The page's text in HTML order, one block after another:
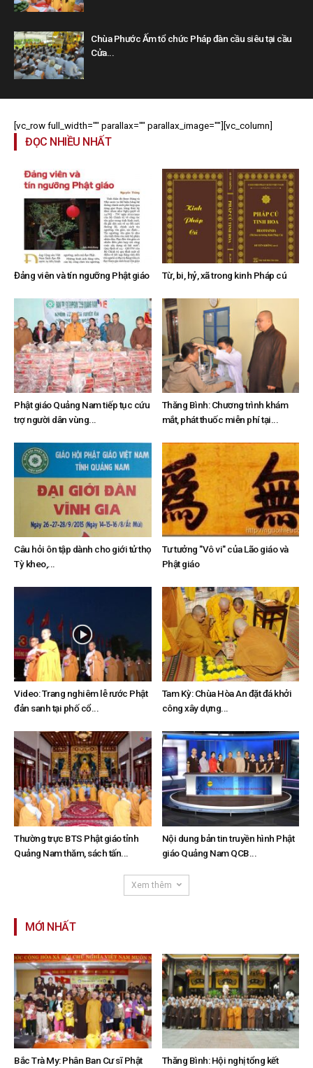
Chùa Phước Ấm tổ chức Pháp đàn cầu siêu tại cầu
Cửa...
[vc_row full_width="" parallax="" parallax_image=""][vc_column]
ĐỌC NHIỀU NHẤT
Đảng viên và tín ngưỡng Phật giáo Từ, bi, hỷ, xã trong kinh Pháp cú
Phật giáo Quảng Nam tiếp tục cứu
trợ người dân vùng...
Thăng Bình: Chương trình khám
mắt, phát thuốc miễn phí tại...
Câu hỏi ôn tập dành cho giới tử thọ
Tỳ kheo,...
Tư tưởng "Vô vi" của Lão giáo và
Phật giáo
Video: Trang nghiêm lễ rước Phật
đản sanh tại phố cổ...
Tam Kỳ: Chùa Hòa An đặt đá khởi
công xây dựng...
Thường trực BTS Phật giáo tỉnh
Quảng Nam thăm, sách tấn...
Nội dung bản tin truyền hình Phật
giáo Quảng Nam QCB...
Xem thêm
MỚI NHẤT
Bắc Trà My: Phân Ban Cư sĩ Phật
Thăng Bình: Hội nghị tổng kết